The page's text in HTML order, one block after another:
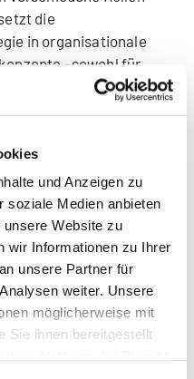
und Anzeigen zu
soziale Medien anbieten
Website zu
wir Informationen zu Ihrer
unsere Partner für
weiter. Unsere
möglicherweise mit
Sie ihnen bereitgestellt
die
in organisationale
–sowohl für
und Mitarbeitende. Der
bei der Entwicklung
vermittelt
die passenden
und Mentoren.
als Lerncoach
nicht nur den
Lernen freizuhalten,